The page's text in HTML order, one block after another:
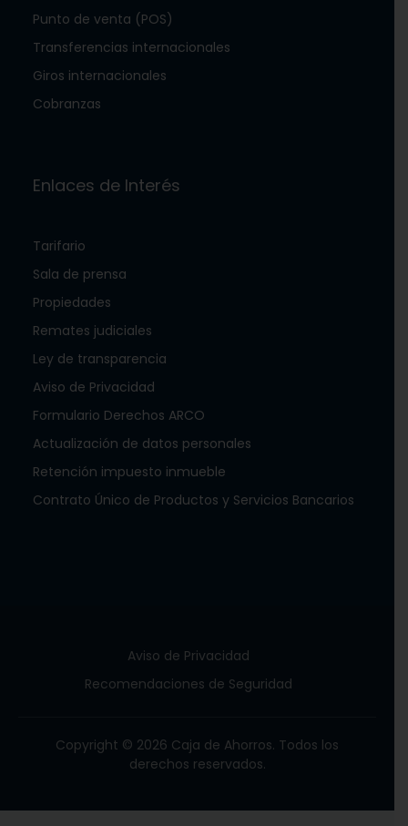
Punto de venta (POS)
Transferencias internacionales
Giros internacionales
Cobranzas
Enlaces de Interés
Tarifario
Sala de prensa
Propiedades
Remates judiciales
Ley de transparencia
Aviso de Privacidad
Formulario Derechos ARCO
Actualización de datos personales
Retención impuesto inmueble
Contrato Único de Productos y Servicios Bancarios
Aviso de Privacidad
Recomendaciones de Seguridad
Copyright © 2026 Caja de Ahorros. Todos los
derechos reservados.